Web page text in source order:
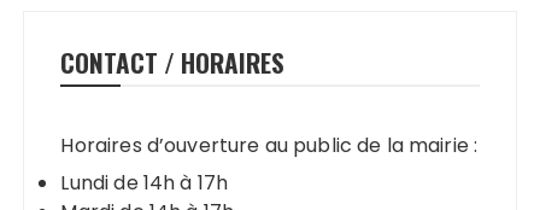
CONTACT / HORAIRES
Horaires d’ouverture au public de la mairie :
Lundi de 14h à 17h